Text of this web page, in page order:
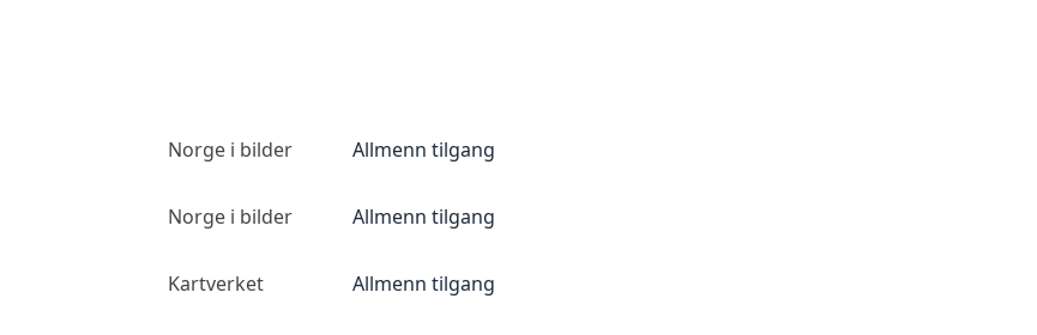
Norge i bilder Allmenn tilgang
Norge i bilder Allmenn tilgang
Kartverket Allmenn tilgang